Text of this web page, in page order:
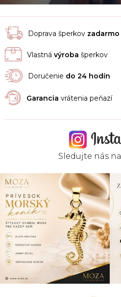
Doprava šperkov zadarmo
Vlastná výroba šperkov
Doručenie do 24 hodín
Garancia vrátenia peňazí
Sledujte nás na